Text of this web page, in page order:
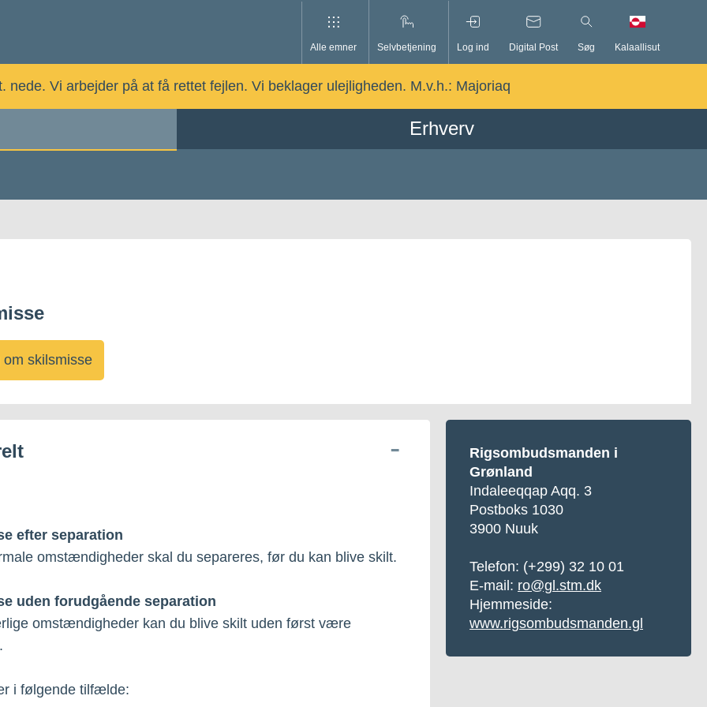
Alle emner Selvbetjening Log ind Digital Post Søg Kalaallisut
Vi arbejder på at få rettet fejlen. Vi beklager ulejligheden. M.v.h.: Majoriaq
Erhverv
skilsmisse
efter separation
omstændigheder skal du separeres, før du kan blive skilt.
uden forudgående separation
omstændigheder kan du blive skilt uden først være
i følgende tilfælde:
Rigsombudsmanden i
Grønland
Indaleeqqap Aqq. 3
Postboks 1030
3900 Nuuk
Telefon: (+299) 32 10 01
E-mail: ro@gl.stm.dk
Hjemmeside:
www.rigsombudsmanden.gl